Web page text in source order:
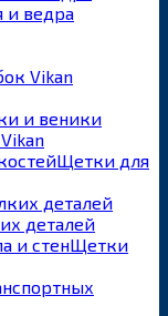
и ведра
Vikan
и веники
Щетки для
деталей
Щетки